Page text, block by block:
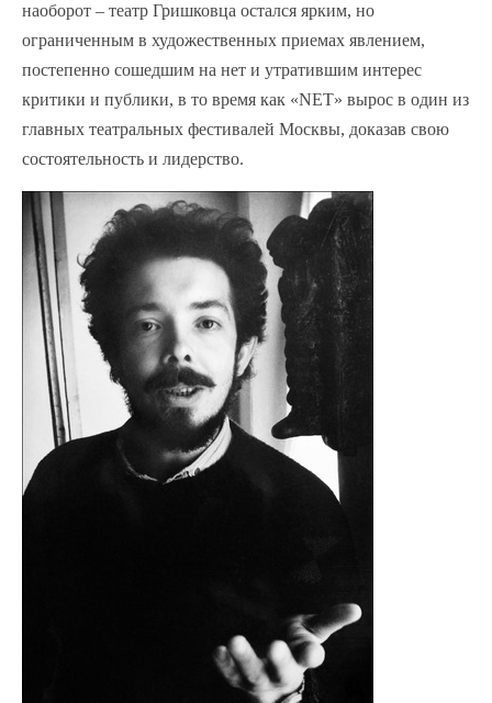
наоборот – театр Гришковца остался ярким, но
ограниченным в художественных приемах явлением,
постепенно сошедшим на нет и утратившим интерес
критики и публики, в то время как «NET» вырос в один из
главных театральных фестивалей Москвы, доказав свою
состоятельность и лидерство.